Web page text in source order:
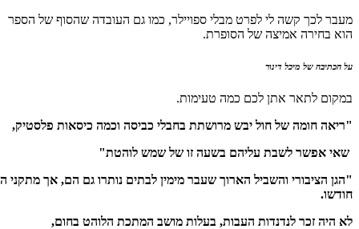
לכך קשה לי לפרט מבלי ספויילר, כמו גם העובדה שהסוף של הספר
בחירה אמיצה של הסופרת.
הכתיבה של מיכל דינור
לתאר אתן לכם כמה טעימות.
חומה של חול יבש מרושתת בחבלי כביסה וכמה כיסאות פלסטיק,
אפשר לשבת עליהם בשעה זו של שמש לוהטת"
הציבורי והשביל הארוך שעבר מימין לבתים נותרו גם הם, אך מתקני הגן
היה זכר לנדנדות העבות, בעלות מושב המתכת הלוהט בחום,